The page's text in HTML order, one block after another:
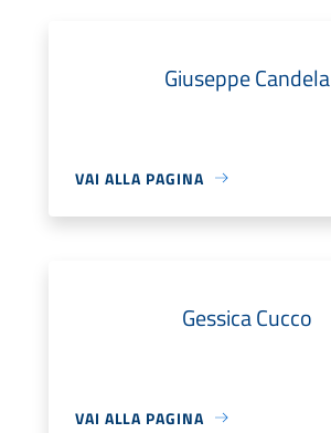
Giuseppe Candela
VAI ALLA PAGINA
Gessica Cucco
VAI ALLA PAGINA